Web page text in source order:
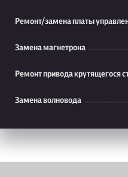
Ремонт/замена платы
Замена магнетрона
Ремонт привода крутящегося
Замена волновода